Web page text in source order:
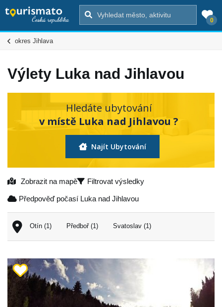
0
okres Jihlava
Výlety Luka nad Jihlavou
Hledáte ubytování
v místě Luka nad Jihlavou ?
Najít Ubytování
Zobrazit na mapě Filtrovat výsledky
Předpověď počasí Luka nad Jihlavou
Otín (1) Předboř (1) Svatoslav (1)